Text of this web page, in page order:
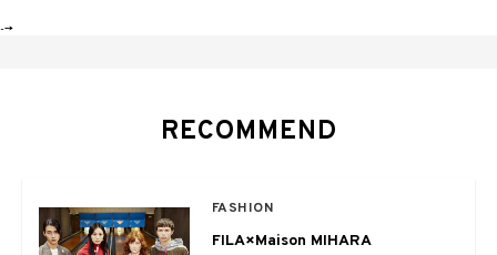
-->
RECOMMEND
FASHION
FILA×Maison MIHARA